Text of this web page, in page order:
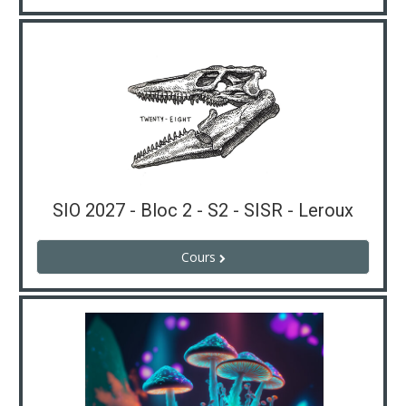
SIO 2027 - Bloc 2 - S2 - SISR - Leroux
Cours